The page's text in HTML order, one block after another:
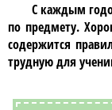
С каждым
по предмету.
содержится
трудную для